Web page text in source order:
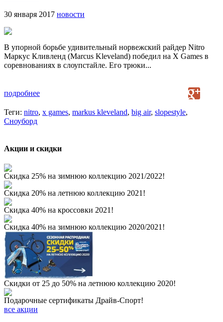
30 января 2017 новости
В упорной борьбе удивительный норвежский райдер Nitro
Маркус Кливленд (Marcus Kleveland) победил на X Games в
соревнованиях в слоупстайле. Его трюки...
подробнее
Теги: nitro, x games, markus kleveland, big air, slopestyle,
Сноуборд
Акции и скидки
Скидка 25% на зимнюю коллекцию 2021/2022!
Скидка 20% на летнюю коллекцию 2021!
Скидка 40% на кроссовки 2021!
Скидка 40% на зимнюю коллекцию 2020/2021!
Скидки от 25 до 50% на летнюю коллекцию 2020!
Подарочные сертификаты Драйв-Спорт!
все акции